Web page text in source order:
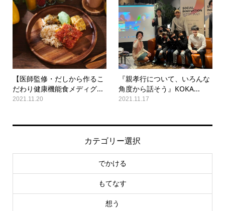
【医師監修・だしから作るこ
だわり健康機能食メディグ...
2021.11.20
『親孝行について、いろんな
角度から話そう』KOKA...
2021.11.17
カテゴリー選択
でかける
もてなす
想う